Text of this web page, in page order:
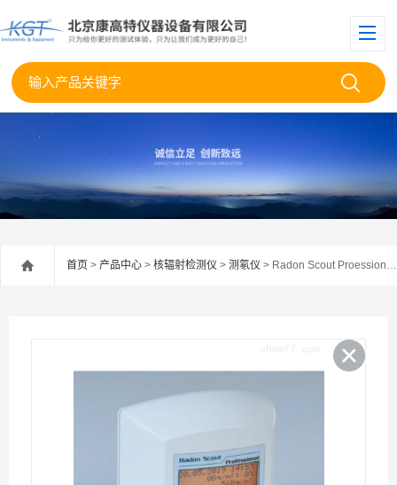
首页 > 产品中心 > 核辐射检测仪 > 测氡仪 > Radon Scout Proessional德国SARAD多功能便携式氡监测器